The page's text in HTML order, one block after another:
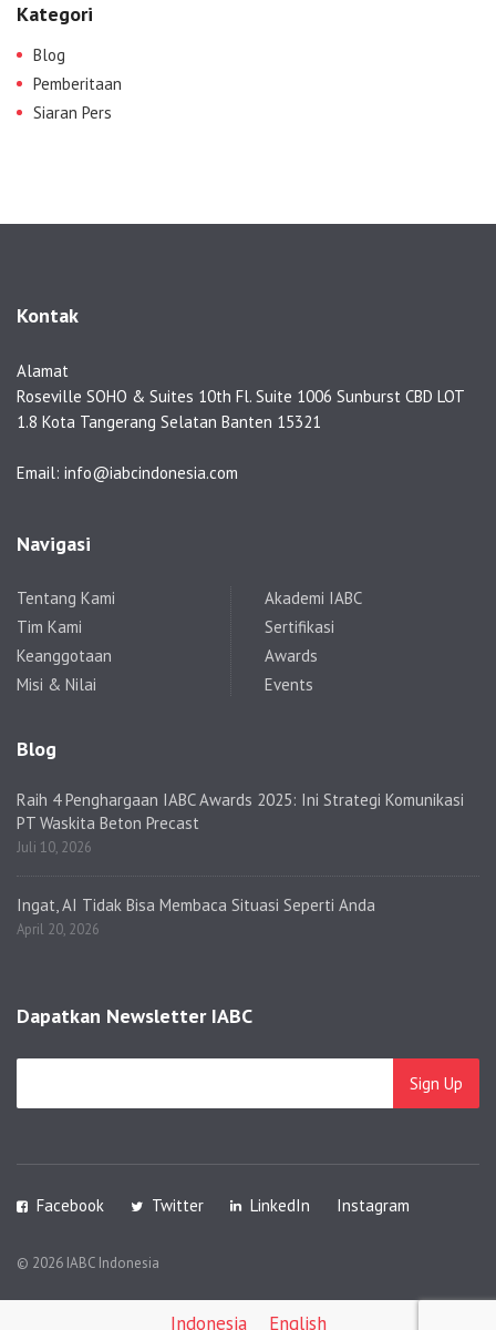
Kategori
Blog
Pemberitaan
Siaran Pers
Kontak
Alamat
Roseville SOHO & Suites 10th Fl. Suite 1006 Sunburst CBD LOT
1.8 Kota Tangerang Selatan Banten 15321
Email: info@iabcindonesia.com
Navigasi
Tentang Kami
Tim Kami
Keanggotaan
Misi & Nilai
Akademi IABC
Sertifikasi
Awards
Events
Blog
Raih 4 Penghargaan IABC Awards 2025: Ini Strategi Komunikasi
PT Waskita Beton Precast
Juli 10, 2026
Ingat, AI Tidak Bisa Membaca Situasi Seperti Anda
April 20, 2026
Dapatkan Newsletter IABC
Facebook Twitter LinkedIn Instagram
© 2026 IABC Indonesia
Indonesia English